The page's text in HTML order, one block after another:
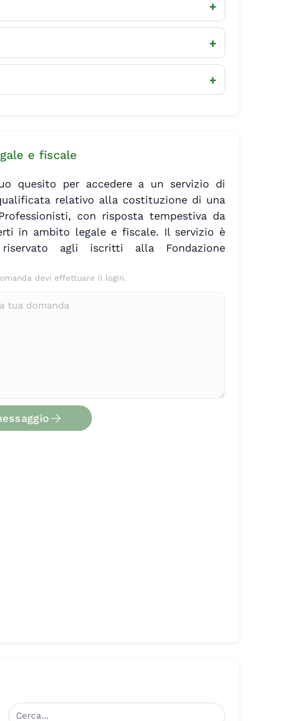
+
+
+
e fiscale
quesito per accedere a un servizio di
relativo alla costituzione di una
con risposta tempestiva da
in ambito legale e fiscale. Il servizio è
agli iscritti alla Fondazione
devi effettuare il login.
Invia messaggio